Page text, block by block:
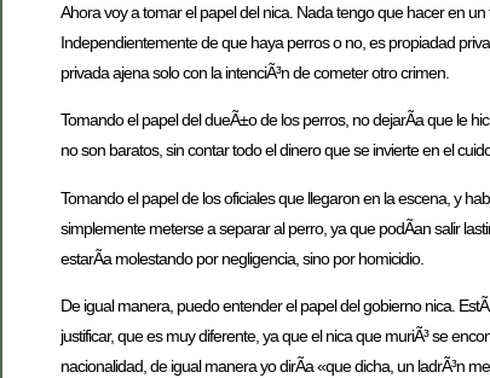
Ahora voy a tomar el papel del nica. Nada tengo que hacer en
Independientemente de que haya perros o no, es propiadad
privada ajena solo con la intenciÃ³n de cometer otro crimen.
Tomando el papel del dueÃ±o de los perros, no dejarÃ­a que le
no son baratos, sin contar todo el dinero que se invierte en el
Tomando el papel de los oficiales que llegaron en la escena, y
simplemente meterse a separar al perro, ya que podÃ­an salir
estarÃ­a molestando por negligencia, sino por homicidio.
De igual manera, puedo entender el papel del gobierno nica.
justificar, que es muy diferente, ya que el nica que muriÃ³ se
nacionalidad, de igual manera yo dirÃ­a «que dicha, un ladrÃ³n